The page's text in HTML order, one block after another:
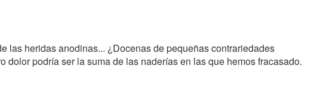
las heridas anodinas... ¿Docenas de pequeñas contrariedades
dolor podría ser la suma de las naderías en las que hemos fracasado.